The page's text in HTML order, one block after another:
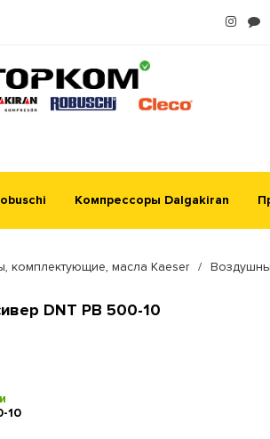
Компрессоры Dalgakiran
комплектующие, масла Kaeser /
DNT РВ 500-10
10